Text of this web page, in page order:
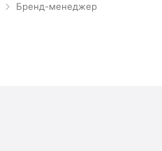
Бренд-менеджер